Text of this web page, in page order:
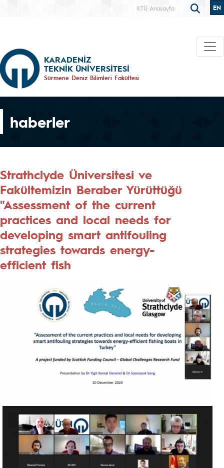
KTÜ Anasayfa EN
KARADENİZ
TEKNİK ÜNİVERSİTESİ
Sürmene Deniz Bilimleri Fakültesi
haberler
Strathclyde Üniversitesi ve
Fakültemizin Beraber Yürüttüğü
"Assessment of the current
practices and local needs for
developing smart antifouling
strategies towards energy-
efficient fish